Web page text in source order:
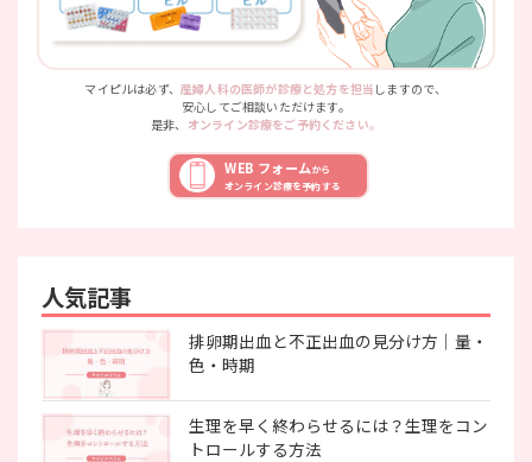
人気記事
排卵期出血と不正出血の見分け方｜量・
色・時期
生理を早く終わらせるには？生理をコン
トロールする方法
マイピルは必ず、産婦人科の医師が診療と処方を担当 しますので、
安心してご相談いただけます。
是非、 オンライン診療をご予約ください。
WEB フォームから
オンライン診療を予約する